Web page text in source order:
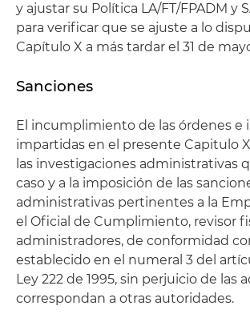
y ajustar su Política LA/FT/FPADM y
para verificar que se ajuste a lo
Capítulo X a más tardar el 31 de
Sanciones
El incumplimiento de las órdenes e
impartidas en el presente Capitulo
las investigaciones administrativas
caso y a la imposición de las
administrativas pertinentes a la
el Oficial de Cumplimiento, revisor
administradores, de conformidad
establecido en el numeral 3 del
Ley 222 de 1995, sin perjuicio de las
correspondan a otras autoridades.